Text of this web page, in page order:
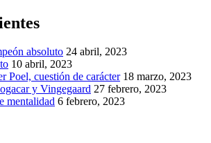
absoluto 24 abril, 2023
10 abril, 2023
Poel, cuestión de carácter 18 marzo, 2023
y Vingegaard 27 febrero, 2023
mentalidad 6 febrero, 2023